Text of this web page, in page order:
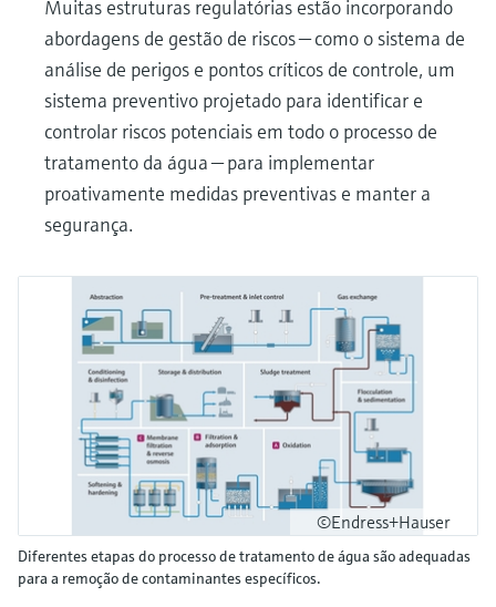
Muitas estruturas regulatórias estão incorporando
abordagens de gestão de riscos — como o sistema de
análise de perigos e pontos críticos de controle, um
sistema preventivo projetado para identificar e
controlar riscos potenciais em todo o processo de
tratamento da água — para implementar
proativamente medidas preventivas e manter a
segurança.
©Endress+Hauser
Diferentes etapas do processo de tratamento de água são adequadas
para a remoção de contaminantes específicos.